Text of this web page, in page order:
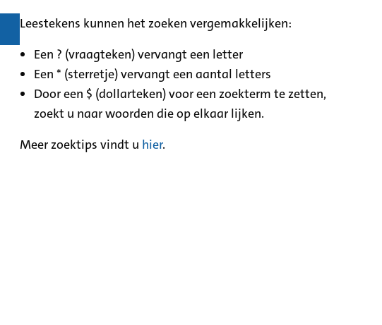
Leestekens kunnen het zoeken vergemakkelijken:
Een ? (vraagteken) vervangt een letter
Een * (sterretje) vervangt een aantal letters
Door een $ (dollarteken) voor een zoekterm te zetten,
zoekt u naar woorden die op elkaar lijken.
Meer zoektips vindt u hier.